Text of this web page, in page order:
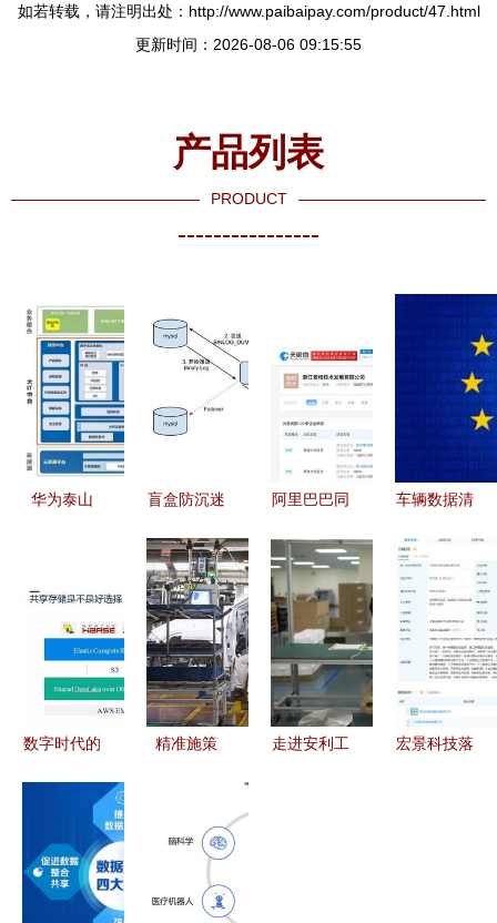
如若转载，请注明出处：http://www.paibaipay.com/product/47.html
更新时间：2026-08-06 09:15:55
产品列表
PRODUCT
----------------
华为泰山
搭载鲲鹏
920，开启
数据处理服
务新篇章
盲盒防沉迷
数据处理服
务的设计与
实现
阿里巴巴同
新数据科技
公司，数据
处理服务迎
来战略升级
车辆数据清
筑企业与个
人数据安全
的坚实防线
数字时代的
分布式多协
议统一存储
与数据处理
服务实践
精准施策
控护航复工
走进安利工
宏景科技落